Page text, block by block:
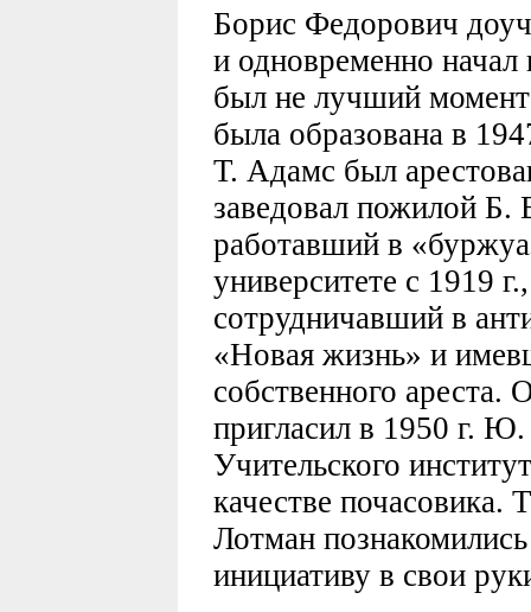
Борис Федорович
и одновременно начал
был не лучший
была образована в
Т. Адамс был
заведовал пожилой
работавший в
университете с 1919
сотрудничавший в
«Новая жизнь» и
собственного ареста.
пригласил в 1950 г.
Учительского
качестве почасовика.
Лотман
инициативу в свои